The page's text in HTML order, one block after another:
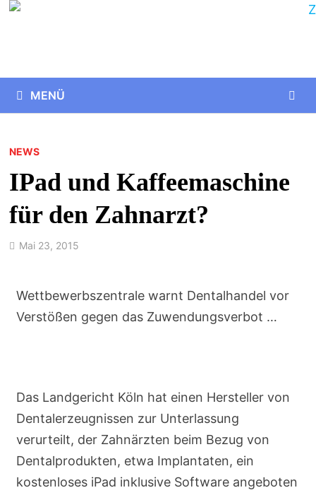
MENÜ
NEWS
IPad und Kaffeemaschine
für den Zahnarzt?
Mai 23, 2015
Wettbewerbszentrale warnt Dentalhandel vor
Verstößen gegen das Zuwendungsverbot …
Das Landgericht Köln hat einen Hersteller von
Dentalerzeugnissen zur Unterlassung
verurteilt, der Zahnärzten beim Bezug von
Dentalprodukten, etwa Implantaten, ein
kostenloses iPad inklusive Software angeboten